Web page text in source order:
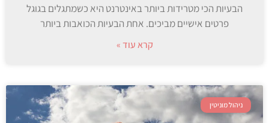
הבעיות הכי מטרידות ביותר באינטרנט היא כשמתגלים בגוגל
פרטים אישיים מביכים. אחת הבעיות הכואבות ביותר
קרא עוד »
ניהול מוניטין